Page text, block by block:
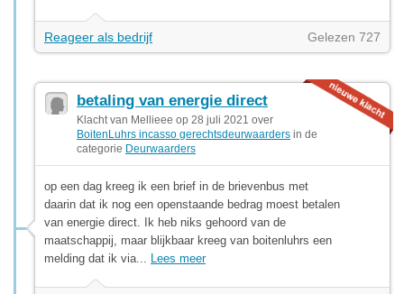
Reageer als bedrijf Gelezen 727
betaling van energie direct
Klacht van Mellieee op 28 juli 2021 over
BoitenLuhrs incasso gerechtsdeurwaarders in de
categorie Deurwaarders
op een dag kreeg ik een brief in de brievenbus met
daarin dat ik nog een openstaande bedrag moest betalen
van energie direct. Ik heb niks gehoord van de
maatschappij, maar blijkbaar kreeg van boitenluhrs een
melding dat ik via... Lees meer